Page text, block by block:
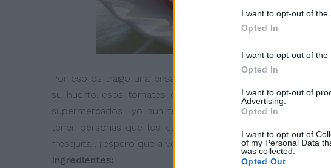
I want to opt-out of the
Opted In
I want to opt-out of the
Opted In
I want to opt-out of
Advertising.
Opted In
I want to opt-out of
of my Personal Data
was collected.
Opted Out
Por eso os traigo una ensalada muy fácil, pero muy rica, la
su huerto...esos tomates color rosa... e incluso morados
supermercados... yo, aun tengo suerte, no los cultivo, pero
tener personas que los cultivan y los venden muy cerca
fresquita , ¡¡espero que a vosotros también!!
Ingredientes: